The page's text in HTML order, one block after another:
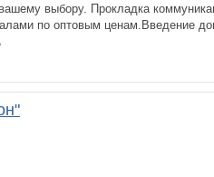
выбору. Прокладка
по оптовым ценам.Введение